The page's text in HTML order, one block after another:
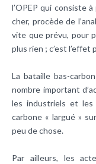
l’OPEP qui consiste
cher, procède de
vite que prévu, pour
plus rien ; c’est l’effet
La bataille bas-
nombre important
les industriels et les
carbone « largué »
peu de chose.
Par ailleurs, les